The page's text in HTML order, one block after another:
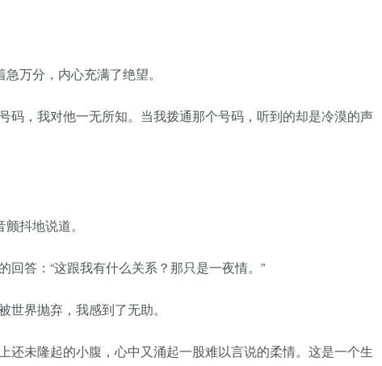
万分，内心充满了绝望。
，我对他一无所知。当我拨通那个号码，听到的却是冷漠的声
抖地说道。
答：“这跟我有什么关系？那只是一夜情。”
界抛弃，我感到了无助。
未隆起的小腹，心中又涌起一股难以言说的柔情。这是一个生